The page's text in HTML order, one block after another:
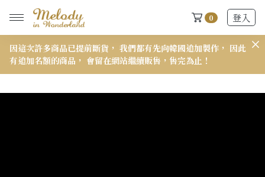
0 登入
New Arrivals
因這次許多商品已提前斷貨， 我們都有先向韓國追加製作， 因此
有追加名額的商品， 會留在網站繼續販售，售完為止！